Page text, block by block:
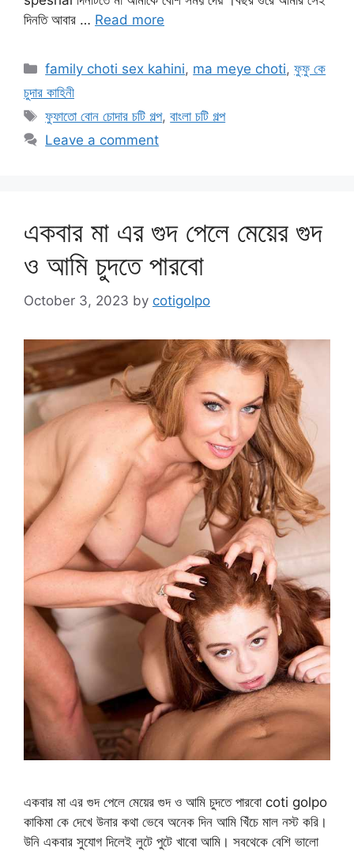
দিনতি আবার … Read more
Categories
family choti sex kahini, ma meye choti,ফুফু কে
চুদার কাহিনী
Tags
ফুফাতো বোন চোদার চটি গল্প,বাংলা চটি গল্প
Leave a comment
একবার মা এর গুদ পেলে মেয়ের গুদ
ও আমি চুদতে পারবো
October 3, 2023 by cotigolpo
একবার মা এর গুদ পেলে মেয়ের গুদ ও আমি চুদতে পারবো coti golpo
কাকিমা কে দেখে উনার কথা ভেবে অনেক দিন আমি খিঁচে মাল নস্ট করি।
উনি একবার সুযোগ দিলেই লুটে পুটে খাবো আমি। সবথেকে বেশি ভালো